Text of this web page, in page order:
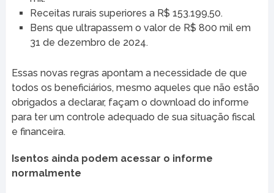
Receitas rurais superiores a R$ 153.199,50.
Bens que ultrapassem o valor de R$ 800 mil em
31 de dezembro de 2024.
Essas novas regras apontam a necessidade de que
todos os beneficiários, mesmo aqueles que não estão
obrigados a declarar, façam o download do informe
para ter um controle adequado de sua situação fiscal
e financeira.
Isentos ainda podem acessar o informe
normalmente